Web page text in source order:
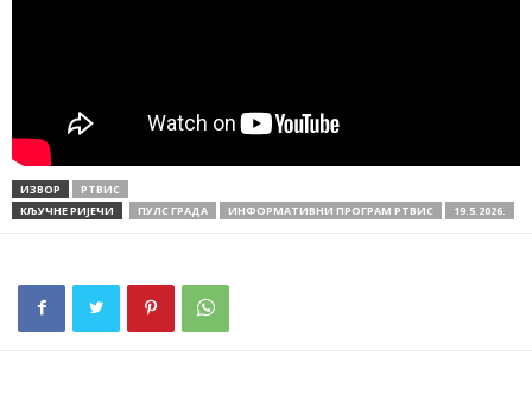
ИЗВОР
РТВИС
КЉУЧНЕ РИЈЕЧИ
ПУЛС ГРАДА ИНФОРМАТИВНИ ПРОГРАМ РТВИС 19.5.2026.